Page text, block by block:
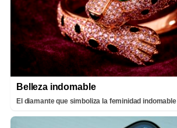
Belleza indomable
El diamante que simboliza la feminidad indomable